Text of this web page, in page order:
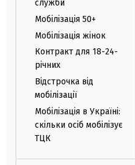
служби
Мобілізація 50+
Мобілізація жінок
Контракт для 18-24-
річних
Відстрочка від
мобілізації
Мобілізація в Україні:
скільки осіб мобілізує
ТЦК